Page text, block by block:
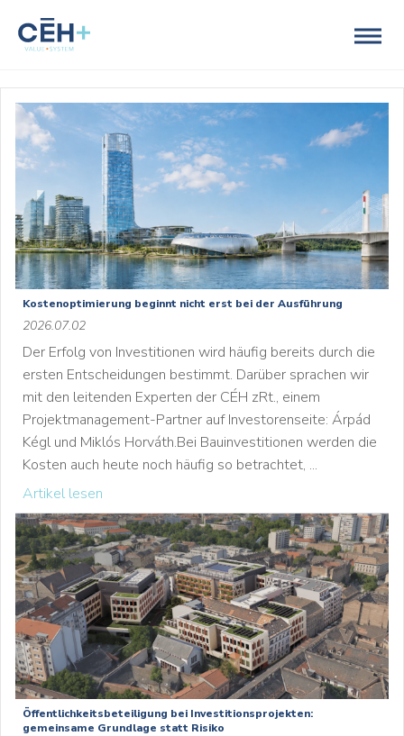
Kostenoptimierung beginnt nicht erst bei der Ausführung
2026.07.02
Der Erfolg von Investitionen wird häufig bereits durch die
ersten Entscheidungen bestimmt. Darüber sprachen wir
mit den leitenden Experten der CÉH zRt., einem
Projektmanagement-Partner auf Investorenseite: Árpád
Kégl und Miklós Horváth.Bei Bauinvestitionen werden die
Kosten auch heute noch häufig so betrachtet, ...
Artikel lesen
Öffentlichkeitsbeteiligung bei Investitionsprojekten:
gemeinsame Grundlage statt Risiko